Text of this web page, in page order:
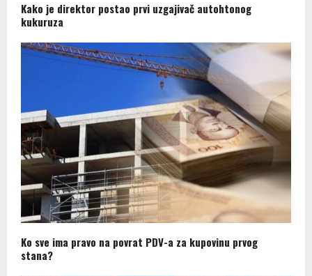
Kako je direktor postao prvi uzgajivač autohtonog
kukuruza
Ko sve ima pravo na povrat PDV-a za kupovinu prvog
stana?